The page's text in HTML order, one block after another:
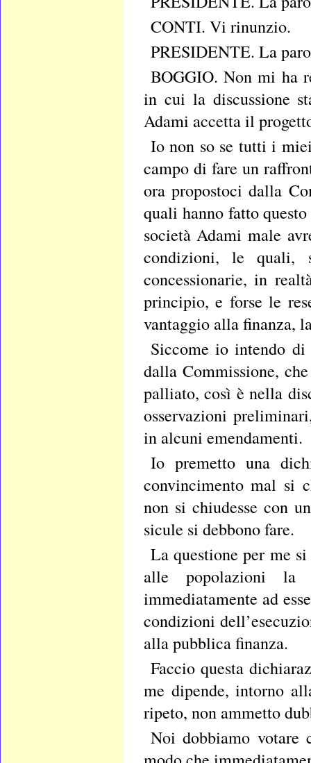
CONTI. Vi rinunzio.
PRESIDENTE. La
BOGGIO. Non mi ha
in cui la discussione
Adami accetta il
Io non so se tutti i
campo di fare un
ora propostoci dalla
quali hanno fatto
società Adami male
condizioni, le quali,
concessionarie, in
principio, e forse le
vantaggio alla finanza,
Siccome io intendo di
dalla Commissione,
palliato, così è nella
osservazioni
in alcuni emendamenti.
Io premetto una
convincimento mal si
non si chiudesse con
sicule si debbono fare.
La questione per me
alle popolazioni la
immediatamente ad
condizioni
alla pubblica finanza.
Faccio questa
me dipende, intorno
ripeto, non ammetto
Noi dobbiamo votare